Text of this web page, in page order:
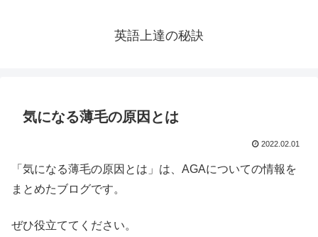
英語上達の秘訣
気になる薄毛の原因とは
2022.02.01
「気になる薄毛の原因とは」は、AGAについての情報を
まとめたブログです。
ぜひ役立ててください。